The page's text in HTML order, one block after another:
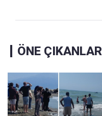
ÖNE ÇIKANLAR